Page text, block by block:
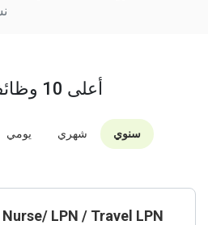
أعلى 10 وظائف أجراً
سنوي شهري يومي
LPN / Travel LPN